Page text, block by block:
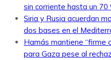
sin corriente hasta un 70
Siria y Rusia acuerdan
dos bases en el
Hamás mantiene “firme
para Gaza pese al